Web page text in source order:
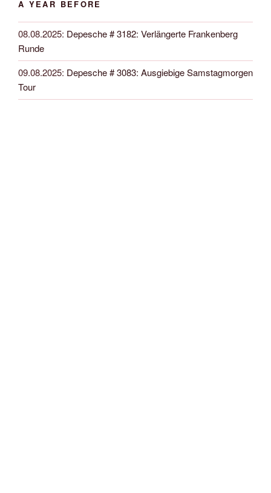
A YEAR BEFORE
08.08.2025: Depesche # 3182: Verlängerte Frankenberg
Runde
09.08.2025: Depesche # 3083: Ausgiebige Samstagmorgen
Tour